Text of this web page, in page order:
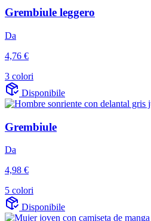
Grembiule leggero
Da
4,76 €
3 colori
Disponibile
Grembiule
Da
4,98 €
5 colori
Disponibile